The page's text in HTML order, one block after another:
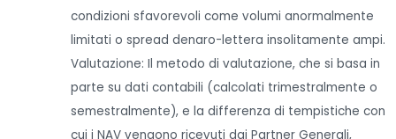
condizioni sfavorevoli come volumi anormalmente
limitati o spread denaro-lettera insolitamente ampi.
Valutazione: Il metodo di valutazione, che si basa in
parte su dati contabili (calcolati trimestralmente o
semestralmente), e la differenza di tempistiche con
cui i NAV vengono ricevuti dai Partner Generali,